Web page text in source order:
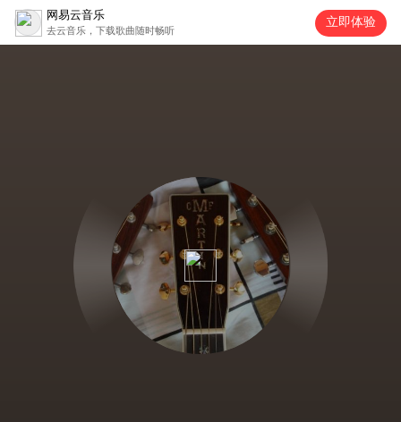
网易云音乐
去云音乐，下载歌曲随时畅听
立即体验